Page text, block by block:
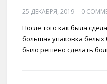
25 ДЕКАБРЯ, 2019 0
После того как была
большая упаковка белых
было решено сделать